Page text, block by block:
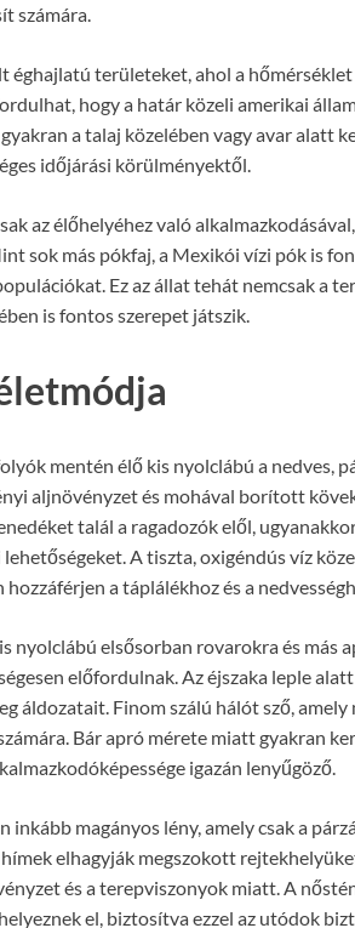
számára.
éghajlatú területeket, ahol a
hogy a határ közeli amerikai
a talaj közelében vagy avar alatt
időjárási körülményektől.
az élőhelyéhez való
sok más pókfaj, a Mexikói vízi pók is
Ez az állat tehát nemcsak a
is fontos szerepet játszik.
mentén élő kis nyolclábú a nedves,
aljnövényzet és mohával borított
talál a ragadozók elől,
A tiszta, oxigéndús víz
a táplálékhoz és a
nyolclábú elsősorban rovarokra és más
előfordulnak. Az éjszaka leple
áldozatait. Finom szálú hálót sző, amely
Bár apró mérete miatt gyakran
igazán lenyűgöző.
inkább magányos lény, amely csak a
hímek elhagyják megszokott
és a terepviszonyok miatt. A
el, biztosítva ezzel az utódok